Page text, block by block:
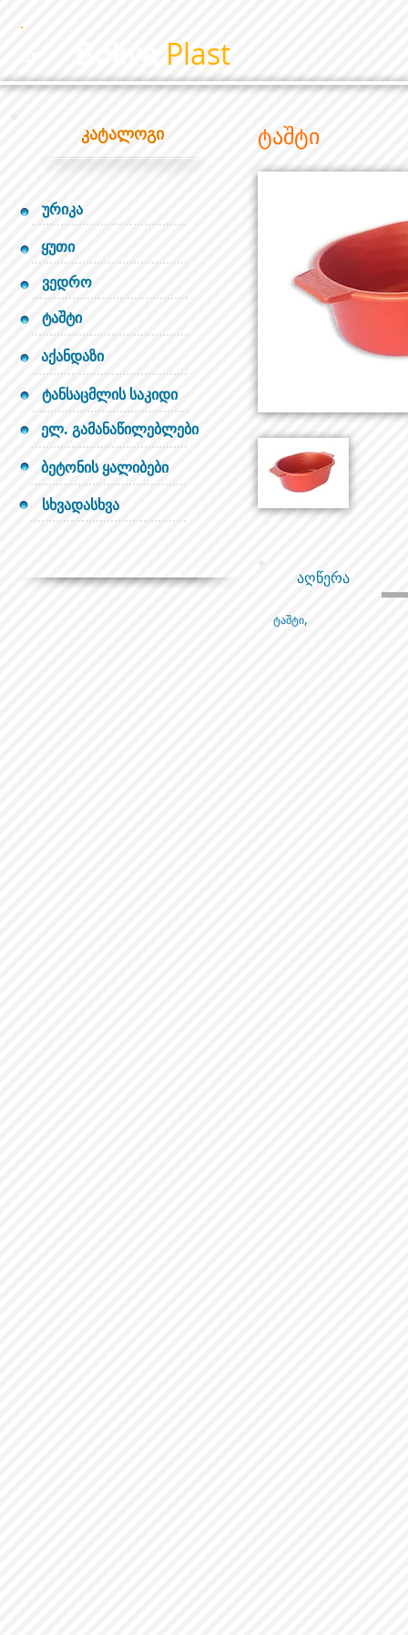
Plast
კატალოგი
ურიკა
ყუთი
ვედრო
ტაშტი
აქანდაზი
ტანსაცმლის საკიდი
ელ. გამანაწილებლები
ბეტონის ყალიბები
სხვადასხვა
ტაშტი
აღწერა
ტაშტი,